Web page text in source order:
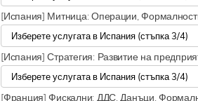
[Испания] Митница: Операции,
[Испания] Стратегия: Развитие на
[Франция] Фискални: ДДС, Данъци,